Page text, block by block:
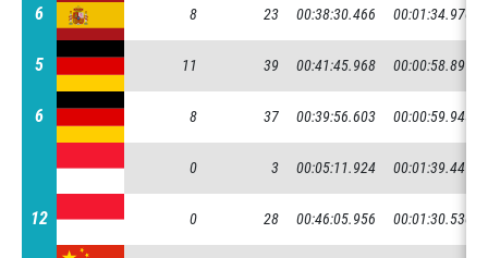
6 8 23 00:38:30.466 00:01:34.970
5 11 39 00:41:45.968 00:00:58.897
6 8 37 00:39:56.603 00:00:59.945
0 3 00:05:11.924 00:01:39.447
12 0 28 00:46:05.956 00:01:30.530
6
5
6
12